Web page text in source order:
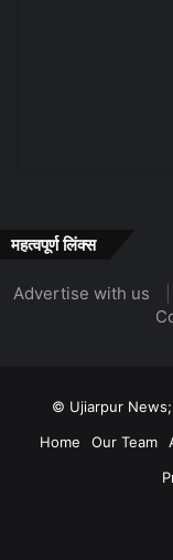
महत्वपूर्ण लिंक्स
Advertise with us
© Ujiarpur
Home
Our Team